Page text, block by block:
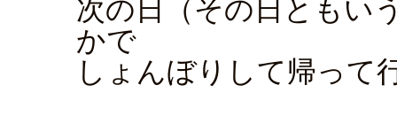
次の日（その日ともい
かで
しょんぼりして帰って